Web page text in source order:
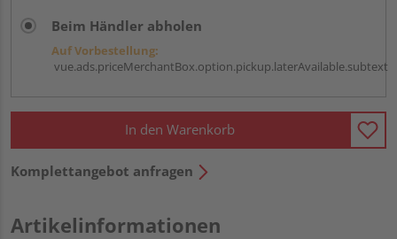
Beim Händler abholen
Auf Vorbestellung:
vue.ads.priceMerchantBox.option.pickup.laterAvailable.subtext
In den Warenkorb
Komplettangebot anfragen
Artikelinformationen